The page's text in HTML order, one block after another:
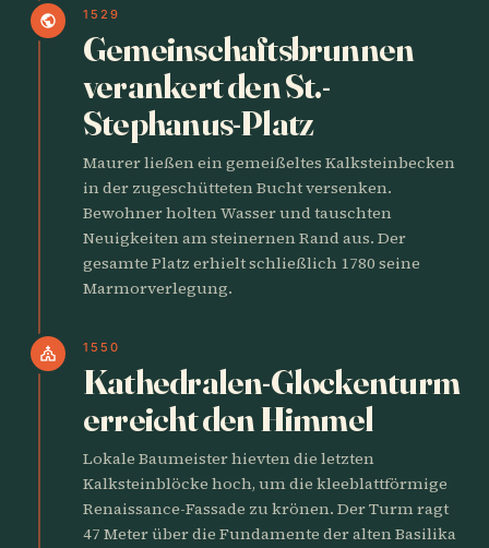
public 1529
Gemeinschaftsbrunnen
verankert den St.-
Stephanus-Platz
Maurer ließen ein gemeißeltes Kalksteinbecken
in der zugeschütteten Bucht versenken.
Bewohner holten Wasser und tauschten
Neuigkeiten am steinernen Rand aus. Der
gesamte Platz erhielt schließlich 1780 seine
Marmorverlegung.
church 1550
Kathedralen-Glockenturm
erreicht den Himmel
Lokale Baumeister hievten die letzten
Kalksteinblöcke hoch, um die kleeblattförmige
Renaissance-Fassade zu krönen. Der Turm ragt
47 Meter über die Fundamente der alten Basilika